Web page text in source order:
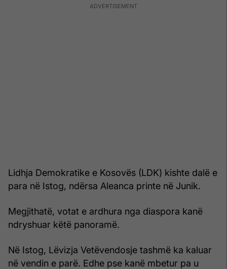
Lidhja Demokratike e Kosovës (LDK) kishte dalë e
para në Istog, ndërsa Aleanca printe në Junik.
Megjithatë, votat e ardhura nga diaspora kanë
ndryshuar këtë panoramë.
Në Istog, Lëvizja Vetëvendosje tashmë ka kaluar
në vendin e parë. Edhe pse kanë mbetur pa u